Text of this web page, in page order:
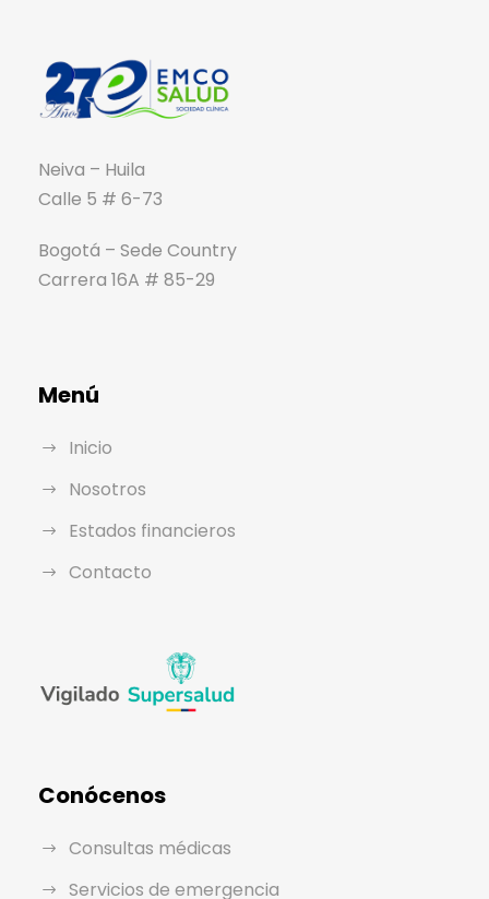
Neiva – Huila
Calle 5 # 6-73
Bogotá – Sede Country
Carrera 16A # 85-29
Menú
Inicio
Nosotros
Estados financieros
Contacto
Conócenos
Consultas médicas
Servicios de emergencia